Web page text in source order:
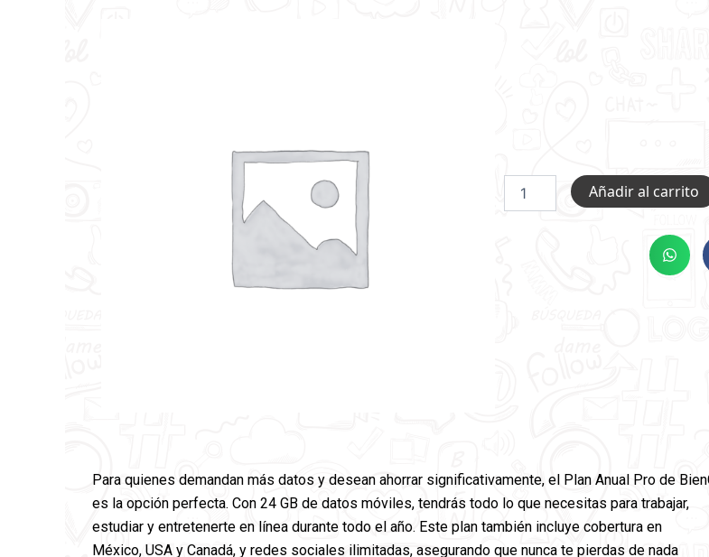
PRO
Añadir al carrito
Para quienes demandan más datos y desean ahorrar significativamente, el Plan Anual Pro de
es la opción perfecta. Con 24 GB de datos móviles, tendrás todo lo que necesitas para trabajar,
estudiar y entretenerte en línea durante todo el año. Este plan también incluye cobertura en
México, USA y Canadá, y redes sociales ilimitadas, asegurando que nunca te pierdas de nada